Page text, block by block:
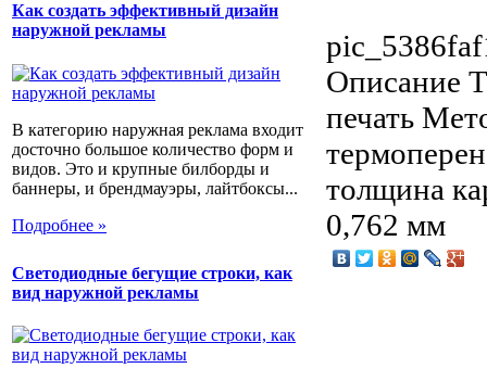
Как создать эффективный дизайн
наружной рекламы
В категорию наружная реклама входит
досточно большое количество форм и
видов. Это и крупные билборды и
баннеры, и брендмауэры, лайтбоксы...
Подробнее »
Светодиодные бегущие строки, как
вид наружной рекламы
Описание
печать
толщина
0,762 мм